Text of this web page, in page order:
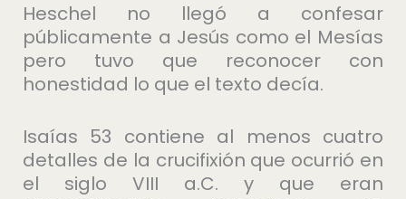
Heschel no llegó a confesar
públicamente a Jesús como el Mesías
pero tuvo que reconocer con
honestidad lo que el texto decía.
Isaías 53 contiene al menos cuatro
detalles de la crucifixión que ocurrió en
el siglo VIII a.C. y que eran